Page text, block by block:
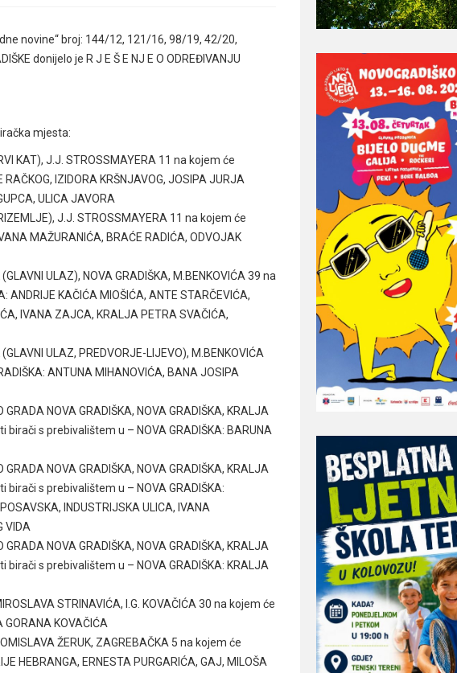
novine“ broj: 144/12, 121/16, 98/19, 42/20,
donijelo je R J E Š E NJ E O ODREĐIVANJU
mjesta:
KAT), J.J. STROSSMAYERA 11 na kojem će
IZIDORA KRŠNJAVOG, JOSIPA JURJA
ULICA JAVORA
J.J. STROSSMAYERA 11 na kojem će
MAŽURANIĆA, BRAĆE RADIĆA, ODVOJAK
ULAZ), NOVA GRADIŠKA, M.BENKOVIĆA 39 na
KAČIĆA MIOŠIĆA, ANTE STARČEVIĆA,
IVANA ZAJCA, KRALJA PETRA SVAČIĆA,
ULAZ, PREDVORJE-LIJEVO), M.BENKOVIĆA
ANTUNA MIHANOVIĆA, BANA JOSIPA
NOVA GRADIŠKA, NOVA GRADIŠKA, KRALJA
s prebivalištem u – NOVA GRADIŠKA: BARUNA
NOVA GRADIŠKA, NOVA GRADIŠKA, KRALJA
s prebivalištem u – NOVA GRADIŠKA:
INDUSTRIJSKA ULICA, IVANA
VIDA
NOVA GRADIŠKA, NOVA GRADIŠKA, KRALJA
s prebivalištem u – NOVA GRADIŠKA: KRALJA
STRINAVIĆA, I.G. KOVAČIĆA 30 na kojem će
KOVAČIĆA
ŽERUK, ZAGREBAČKA 5 na kojem će
HEBRANGA, ERNESTA PURGARIĆA, GAJ, MILOŠA